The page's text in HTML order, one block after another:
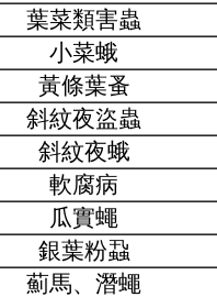
葉菜類害蟲
小菜蛾
黃條葉蚤
斜紋夜盜蟲
斜紋夜蛾
軟腐病
瓜實蠅
銀葉粉蝨
薊馬、潛蠅